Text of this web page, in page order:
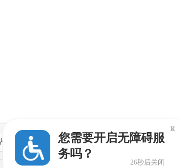
您需要开启无障碍服
务吗？
25秒后关闭
